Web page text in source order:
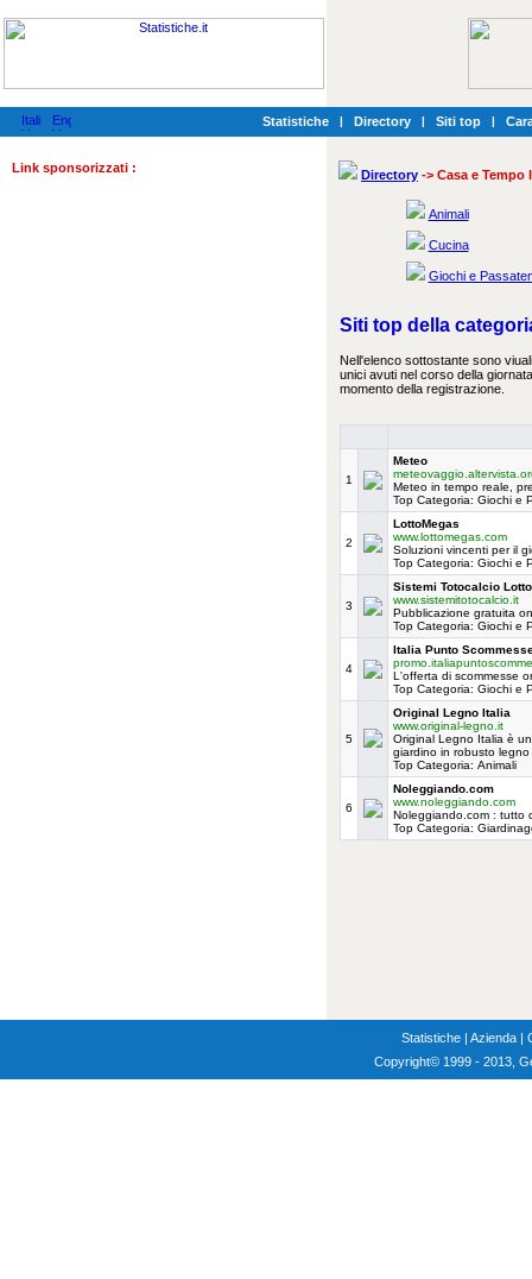
Statistiche | Directory | Siti top |
Link sponsorizzati : Directory -> Casa e Tempo
Animali
Cucina
Giochi e
Siti top della
Nell'elenco sottostante sono
unici avuti nel corso della
momento della registrazione.
1
Meteo
Meteo in tempo reale,
Top Categoria: Giochi e
2
LottoMegas
www.lottomegas.com
Soluzioni vincenti per il
Top Categoria: Giochi e
3
Sistemi Totocalcio
www.sistemitotocalcio.it
Pubblicazione gratuita
Top Categoria: Giochi e
4
Italia Punto
L'offerta di scommesse
Top Categoria: Giochi e
5
Original Legno Italia
www.original-legno.it
Original Legno Italia è
giardino in robusto
Top Categoria: Animali
6
Noleggiando.com
www.noleggiando.com
Noleggiando.com : tutto
Top Categoria:
Statistiche | Azienda |
Copyright© 1999 - 2013,